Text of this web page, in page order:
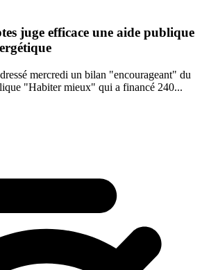
juge efficace une aide publique
mercredi un bilan "encourageant" du
"Habiter mieux" qui a financé 240...